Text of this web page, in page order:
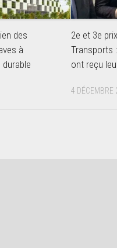
des
à
durable
2e et 3e
Transports
ont reçu
4 DÉCEMBRE